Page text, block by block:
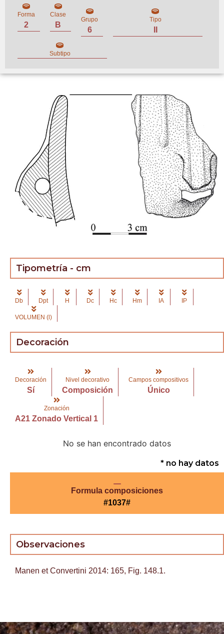
Forma
2
Clase
B
Grupo
6
Tipo
Subtipo
Tipometría - cm
Db Dpt H Dc Hc Hm IA IP
VOLUMEN (l)
Decoración
Decoración
Sí
Nivel decorativo
Composición
Campos compositivos
Único
Zonación
A21 Zonado Vertical 1
No se han encontrado datos
* no hay datos
Formula composiciones
#1037#
Observaciones
Manen et Convertini 2014: 165, Fig. 148.1.